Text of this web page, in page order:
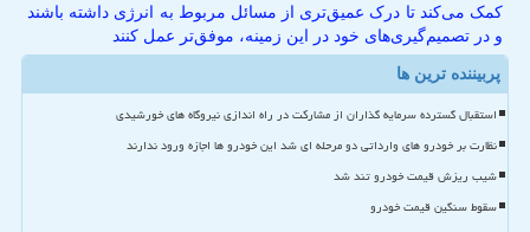
کمک می‌کند تا درک عمیق‌تری از مسائل مربوط به انرژی داشته باشند
و در تصمیم‌گیری‌های خود در این زمینه، موفق‌تر عمل کنند
پربیننده ترین ها
استقبال گسترده سرمایه گذاران از مشارکت در راه اندازی نیروگاه های خورشیدی
نظارت بر خودرو های وارداتی دو مرحله ای شد این خودرو ها اجازه ورود ندارند
شیب ریزش قیمت خودرو تند شد
سقوط سنگین قیمت خودرو